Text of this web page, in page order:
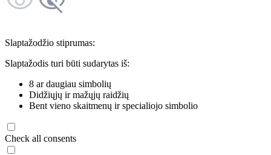
Slaptažodžio stiprumas:
Slaptažodis turi būti sudarytas iš:
8 ar daugiau simbolių
Didžiųjų ir mažųjų raidžių
Bent vieno skaitmenų ir specialiojo simbolio
Check all consents